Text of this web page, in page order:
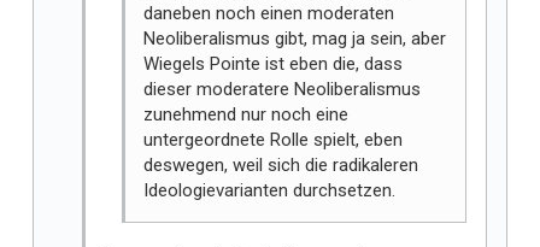
daneben noch einen moderaten
Neoliberalismus gibt, mag ja sein, aber
Wiegels Pointe ist eben die, dass
dieser moderatere Neoliberalismus
zunehmend nur noch eine
untergeordnete Rolle spielt, eben
deswegen, weil sich die radikaleren
Ideologievarianten durchsetzen.